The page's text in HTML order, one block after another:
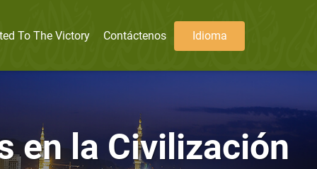
To The Victory Contáctenos Idioma
en la Civilización